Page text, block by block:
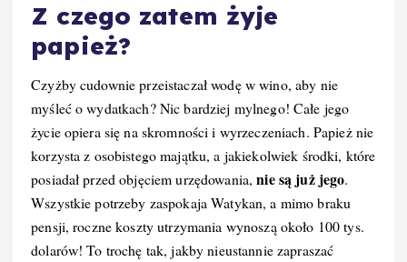
Z czego zatem żyje
papież?
Czyżby cudownie przeistaczał wodę w wino, aby nie
myśleć o wydatkach? Nic bardziej mylnego! Całe jego
życie opiera się na skromności i wyrzeczeniach. Papież nie
korzysta z osobistego majątku, a jakiekolwiek środki, które
posiadał przed objęciem urzędowania,nie są już jego.
Wszystkie potrzeby zaspokaja Watykan, a mimo braku
pensji, roczne koszty utrzymania wynoszą około 100 tys.
dolarów! To trochę tak, jakby nieustannie zapraszać